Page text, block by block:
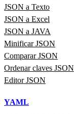
JSON a Texto
JSON a Excel
JSON a JAVA
Minificar JSON
Comparar JSON
Ordenar claves JSON
Editor JSON
YAML